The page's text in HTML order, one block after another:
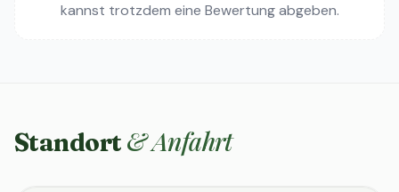
kannst trotzdem eine Bewertung abgeben.
Standort & Anfahrt